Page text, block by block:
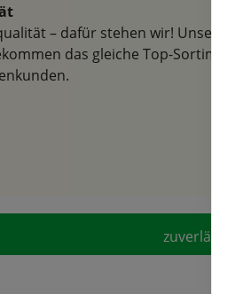
– dafür stehen wir! Unsere
das gleiche Top-Sortiment